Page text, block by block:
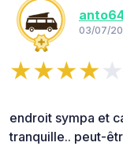
03/07/
endroit sympa et
tranquille.. peut-